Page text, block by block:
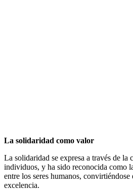
La solidaridad como valor
La solidaridad se expresa a través de la
individuos, y ha sido reconocida como
entre los seres humanos,
excelencia.